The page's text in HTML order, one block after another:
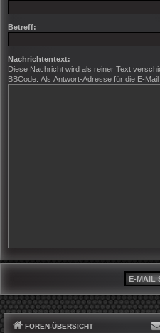
Betreff:
Nachrichtentext:
Diese Nachricht wird als reiner Text
BBCode. Als Antwort-Adresse für die E-
FOREN-ÜBERSICHT